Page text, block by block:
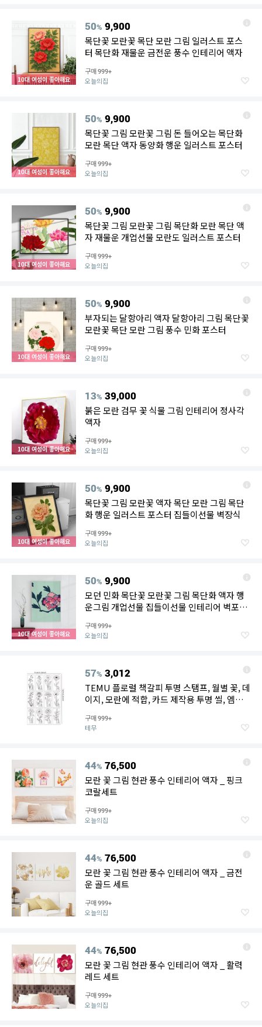
10대 여성이 좋아해요
50% 9,900
목단꽃 모란꽃 목단 모란 그림 일러스트 포스
터 목단화 재물운 금전운 풍수 인테리어 액자
구매999+
오늘의집
10대 여성이 좋아해요
50% 9,900
목단꽃 그림 모란꽃 그림 돈 들어오는 목단화
모란 목단 액자 동양화 행운 일러스트 포스터
구매999+
오늘의집
10대 여성이 좋아해요
50% 9,900
목단꽃 그림 모란꽃 그림 목단화 모란 목단 액
자 재물운 개업선물 모란도 일러스트 포스터
구매999+
오늘의집
10대 여성이 좋아해요
50% 9,900
부자되는 달항아리 액자 달항아리 그림 목단꽃
모란꽃 목단 모란 그림 풍수 민화 포스터
구매999+
오늘의집
10대 여성이 좋아해요
13% 39,000
붉은 모란 검무 꽃 식물 그림 인테리어 정사각
액자
구매999+
오늘의집
10대 여성이 좋아해요
50% 9,900
목단꽃 그림 모란꽃 액자 목단 모란 그림 목단
화 행운 일러스트 포스터 집들이선물 벽장식
구매999+
오늘의집
10대 여성이 좋아해요
50% 9,900
모던 민화 목단꽃 모란꽃 그림 목단화 액자 행
운그림 개업선물 집들이선물 인테리어 벽포스
구매999+
오늘의집
57% 3,012
TEMU 플로럴 책갈피 투명 스탬프, 월별 꽃, 데
이지, 모란에 적합, 카드 제작용 투명 씰, 엠보
구매999+
테무
44% 76,500
모란 꽃 그림 현관 풍수 인테리어 액자 _ 핑크
코랄세트
구매999+
오늘의집
44% 76,500
모란 꽃 그림 현관 풍수 인테리어 액자 _ 금전
운 골드 세트
구매999+
오늘의집
44% 76,500
모란 꽃 그림 현관 풍수 인테리어 액자 _ 활력
레드 세트
구매999+
오늘의집